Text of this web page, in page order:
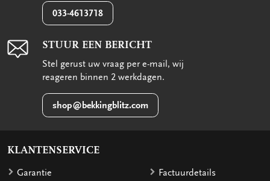
033-4613718
STUUR EEN BERICHT
Stel gerust uw vraag per e-mail, wij
reageren binnen 2 werkdagen.
shop@bekkingblitz.com
KLANTENSERVICE
Garantie
Factuurdetails